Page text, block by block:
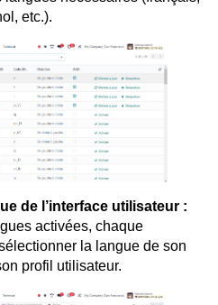
etc.).
de l’interface utilisateur :
activées, chaque
la langue de son
profil utilisateur.